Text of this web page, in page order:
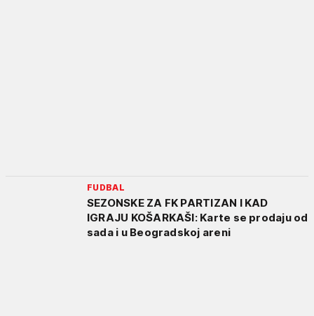
FUDBAL
SEZONSKE ZA FK PARTIZAN I KAD
IGRAJU KOŠARKAŠI: Karte se prodaju od
sada i u Beogradskoj areni